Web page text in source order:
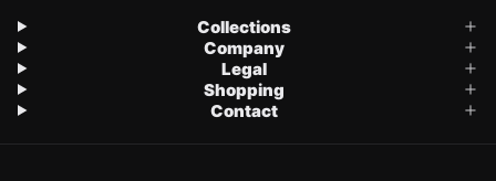
Collections
Company
Legal
Shopping
Contact